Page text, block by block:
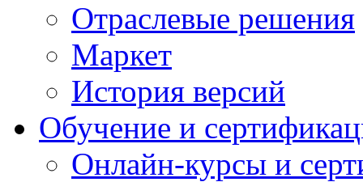
Отраслевые решения
Маркет
История версий
Обучение и
Онлайн-курсы и